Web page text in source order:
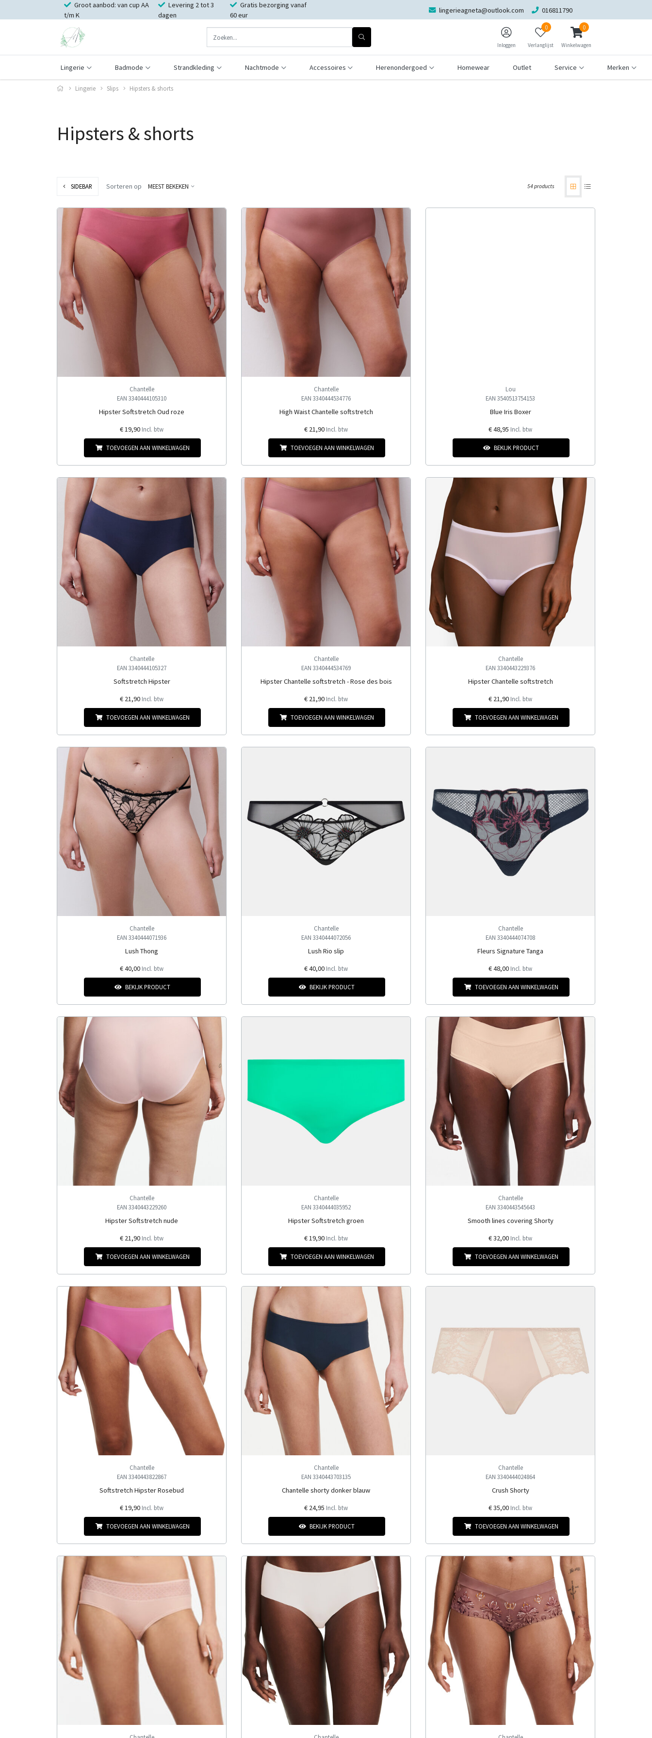
Groot aanbod: van cup AA
t/m K
Levering 2 tot 3
dagen
Gratis bezorging vanaf
60 eur
lingerieagneta@outlook.com 016811790
Inloggen
0
Verlanglijst
0
Winkelwagen
Lingerie Badmode Strandkleding Nachtmode Accessoires Herenondergoed Homewear Outlet Service Merken
Lingerie Slips Hipsters & shorts
Hipsters & shorts
SIDEBAR Sorteren op MEEST BEKEKEN 54 products
Chantelle
EAN 3340444105310
Hipster Softstretch Oud roze
€ 19,90 Incl. btw
TOEVOEGEN AAN WINKELWAGEN
Chantelle
EAN 3340444534776
High Waist Chantelle softstretch
€ 21,90 Incl. btw
TOEVOEGEN AAN WINKELWAGEN
Lou
EAN 3540513754153
Blue Iris Boxer
€ 48,95 Incl. btw
BEKIJK PRODUCT
Chantelle
EAN 3340444105327
Softstretch Hipster
€ 21,90 Incl. btw
TOEVOEGEN AAN WINKELWAGEN
Chantelle
EAN 3340444534769
Hipster Chantelle softstretch - Rose des bois
€ 21,90 Incl. btw
TOEVOEGEN AAN WINKELWAGEN
Chantelle
EAN 3340443229376
Hipster Chantelle softstretch
€ 21,90 Incl. btw
TOEVOEGEN AAN WINKELWAGEN
Chantelle
EAN 3340444071936
Lush Thong
€ 40,00 Incl. btw
BEKIJK PRODUCT
Chantelle
EAN 3340444072056
Lush Rio slip
€ 40,00 Incl. btw
BEKIJK PRODUCT
Chantelle
EAN 3340444074708
Fleurs Signature Tanga
€ 48,00 Incl. btw
TOEVOEGEN AAN WINKELWAGEN
Chantelle
EAN 3340443229260
Hipster Softstretch nude
€ 21,90 Incl. btw
TOEVOEGEN AAN WINKELWAGEN
Chantelle
EAN 3340444035952
Hipster Softstretch groen
€ 19,90 Incl. btw
TOEVOEGEN AAN WINKELWAGEN
Chantelle
EAN 3340443545643
Smooth lines covering Shorty
€ 32,00 Incl. btw
TOEVOEGEN AAN WINKELWAGEN
Chantelle
EAN 3340443822867
Softstretch Hipster Rosebud
€ 19,90 Incl. btw
TOEVOEGEN AAN WINKELWAGEN
Chantelle
EAN 3340443703135
Chantelle shorty donker blauw
€ 24,95 Incl. btw
BEKIJK PRODUCT
Chantelle
EAN 3340444024864
Crush Shorty
€ 35,00 Incl. btw
TOEVOEGEN AAN WINKELWAGEN